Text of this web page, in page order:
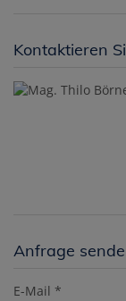
Kontaktieren
Anfrage
E-Mail